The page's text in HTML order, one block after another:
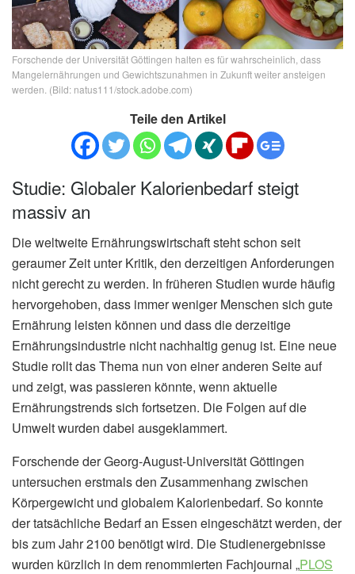
Forschende der Universität Göttingen halten es für wahrscheinlich, dass
Mangelernährungen und Gewichtszunahmen in Zukunft weiter ansteigen
werden. (Bild: natus111/stock.adobe.com)
Teile den Artikel
Studie: Globaler Kalorienbedarf steigt
massiv an
Die weltweite Ernährungswirtschaft steht schon seit
geraumer Zeit unter Kritik, den derzeitigen Anforderungen
nicht gerecht zu werden. In früheren Studien wurde häufig
hervorgehoben, dass immer weniger Menschen sich gute
Ernährung leisten können und dass die derzeitige
Ernährungsindustrie nicht nachhaltig genug ist. Eine neue
Studie rollt das Thema nun von einer anderen Seite auf
und zeigt, was passieren könnte, wenn aktuelle
Ernährungstrends sich fortsetzen. Die Folgen auf die
Umwelt wurden dabei ausgeklammert.
Forschende der Georg-August-Universität Göttingen
untersuchen erstmals den Zusammenhang zwischen
Körpergewicht und globalem Kalorienbedarf. So konnte
der tatsächliche Bedarf an Essen eingeschätzt werden, der
bis zum Jahr 2100 benötigt wird. Die Studienergebnisse
wurden kürzlich in dem renommierten Fachjournal „PLOS